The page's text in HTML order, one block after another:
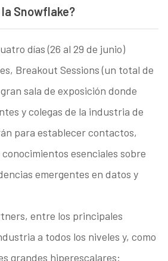
Snowflake?
días (26 al 29 de junio)
Breakout Sessions (un total de
sala de exposición donde
y colegas de la industria de
para establecer contactos,
esenciales sobre
emergentes en datos y
entre los principales
a todos los niveles y, como
grandes hiperescalares: